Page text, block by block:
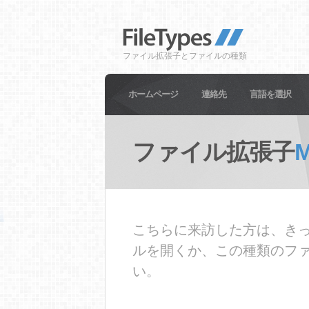
ファイル拡張子とファイルの種類
ホームページ 連絡先 言語を選択
ファイル拡張子
こちらに来訪した方は、き
ルを開くか、この種類のフ
い。